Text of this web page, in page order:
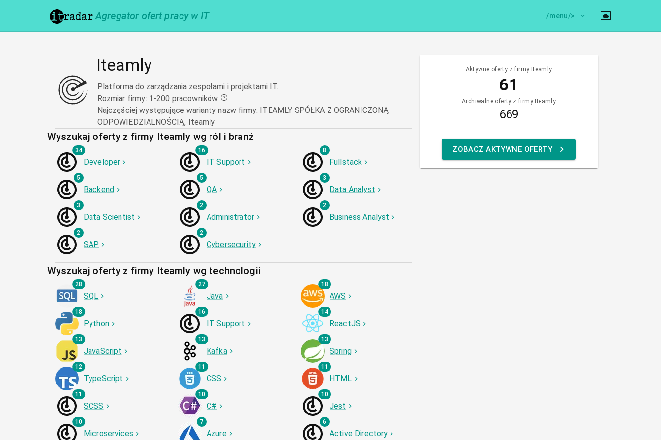
Agregator ofert pracy w IT /menu/>
Iteamly
Platforma do zarządzania zespołami i projektami IT.
Rozmiar firmy: 1-200 pracowników
Najczęściej występujące warianty nazw firmy: ITEAMLY SPÓŁKA Z OGRANICZONĄ
ODPOWIEDZIALNOŚCIĄ, Iteamly
Wyszukaj oferty z firmy Iteamly wg ról i branż
34
Developer
16
IT Support
8
Fullstack
5
Backend
5
QA
3
Data Analyst
3
Data Scientist
2
Administrator
2
Business Analyst
2
SAP
2
Cybersecurity
Wyszukaj oferty z firmy Iteamly wg technologii
28
SQL
27
Java
18
AWS
18
Python
16
IT Support
14
ReactJS
13
JavaScript
13
Kafka
13
Spring
12
TypeScript
11
CSS
11
HTML
11
SCSS
10
C#
10
Jest
10
Microservices
7
Azure
6
Active Directory
Aktywne oferty z firmy Iteamly
61
Archiwalne oferty z firmy Iteamly
669
ZOBACZ AKTYWNE OFERTY